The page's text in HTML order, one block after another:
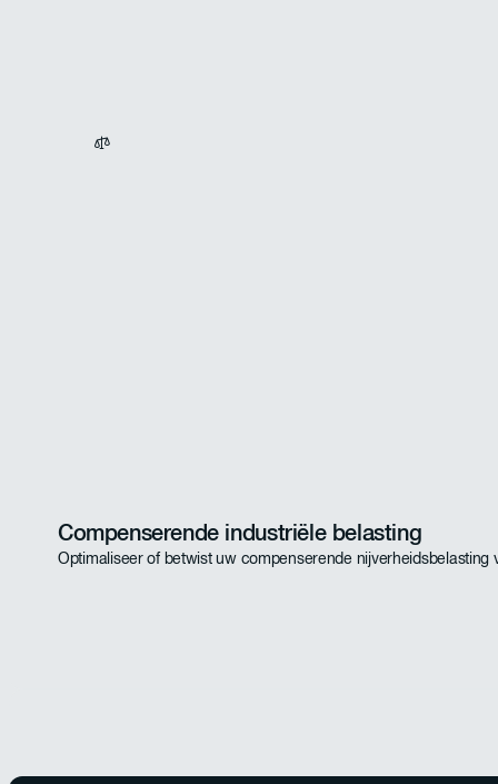
Compenserende industriële belasting
Optimaliseer of betwist uw compenserende nijverheidsbelasting